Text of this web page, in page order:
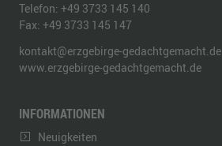
Telefon: +49 3733 145 140
Fax: +49 3733 145 147
kontakt@erzgebirge-gedachtgemacht.de
www.erzgebirge-gedachtgemacht.de
INFORMATIONEN
Neuigkeiten